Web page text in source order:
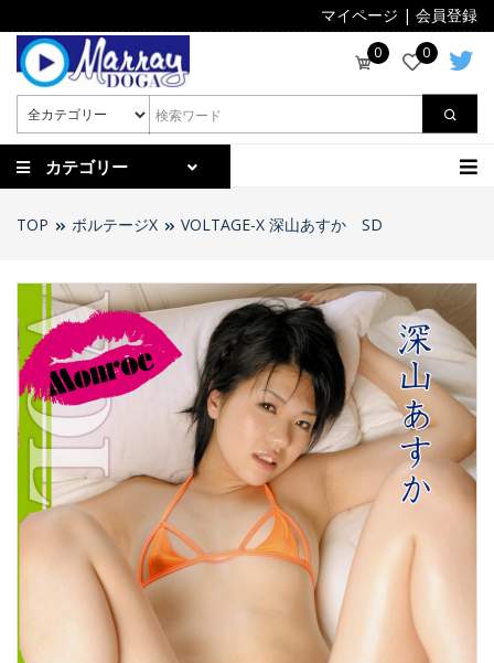
マイページ | 会員登録
0 0
カテゴリー
TOP ボルテージX VOLTAGE-X 深山あすか SD